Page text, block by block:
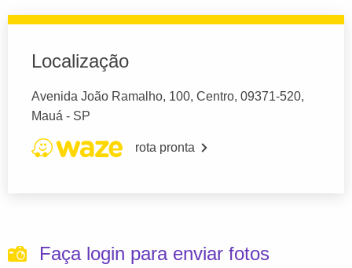
Localização
Avenida João Ramalho, 100, Centro, 09371-520,
Mauá - SP
rota pronta
Faça login para enviar fotos